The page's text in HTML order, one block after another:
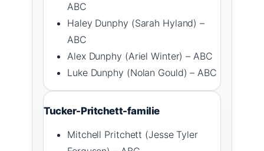
ABC
Haley Dunphy (Sarah Hyland) –
ABC
Alex Dunphy (Ariel Winter) – ABC
Luke Dunphy (Nolan Gould) – ABC
Tucker-Pritchett-familie
Mitchell Pritchett (Jesse Tyler